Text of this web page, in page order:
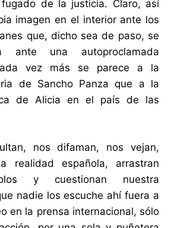
de la justicia. Claro, así
imagen en el interior ante los
que, dicho sea de paso, se
ante una autoproclamada
vez más se parece a la
de Sancho Panza que a la
de Alicia en el país de las
nos difaman, nos vejan,
realidad española, arrastran
y cuestionan nuestra
nadie los escuche ahí fuera a
en la prensa internacional, sólo